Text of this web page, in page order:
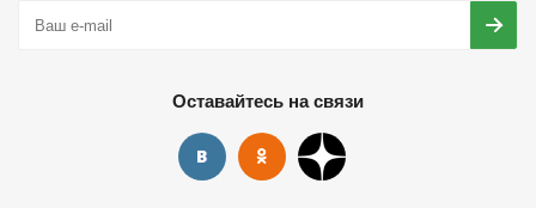
Оставайтесь на связи